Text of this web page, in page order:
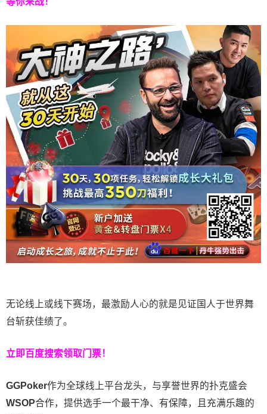
无论线上或线下赛场，最激励人心的就是见证国人于世界舞
台斩获佳绩了。
立即百度搜索领取门票！
GGPoker作为全球线上平台龙头，与享誉世界的扑克盛会
WSOP合作，提供选手一个最干净、有保障，且充满乐趣的